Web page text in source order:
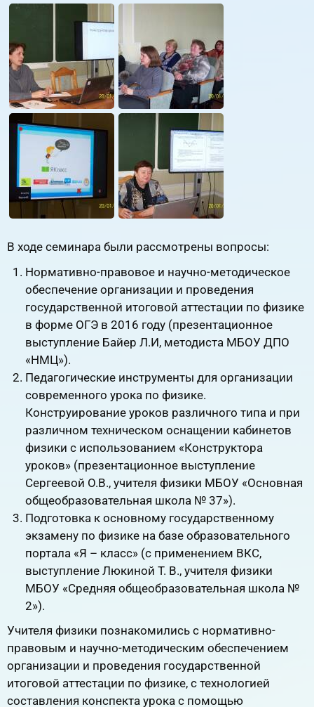
В ходе семинара были рассмотрены вопросы:
Нормативно-правовое и научно-методическое
обеспечение организации и проведения
государственной итоговой аттестации по физике
в форме ОГЭ в 2016 году (презентационное
выступление Байер Л.И, методиста МБОУ ДПО
«НМЦ»).
Педагогические инструменты для организации
современного урока по физике.
Конструирование уроков различного типа и при
различном техническом оснащении кабинетов
физики с использованием «Конструктора
уроков» (презентационное выступление
Сергеевой О.В., учителя физики МБОУ «Основная
общеобразовательная школа № 37»).
Подготовка к основному государственному
экзамену по физике на базе образовательного
портала «Я – класс» (с применением ВКС,
выступление Люкиной Т. В., учителя физики
МБОУ «Средняя общеобразовательная школа №
2»).
Учителя физики познакомились с нормативно-
правовым и научно-методическим обеспечением
организации и проведения государственной
итоговой аттестации по физике, с технологией
составления конспекта урока с помощью